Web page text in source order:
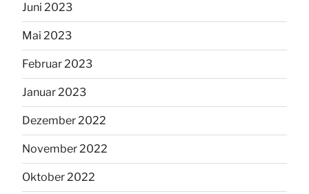
Juni 2023
Mai 2023
Februar 2023
Januar 2023
Dezember 2022
November 2022
Oktober 2022